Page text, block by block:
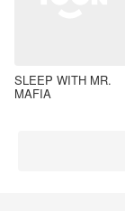
SLEEP WITH MR.
MAFIA